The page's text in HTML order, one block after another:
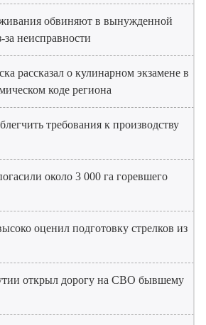
обвиняют в вынужденной
за неисправности
рассказал о кулинарном экзамене в
коде региона
требования к производству
около 3 000 га горевшего
оценил подготовку стрелков из
открыл дорогу на СВО бывшему